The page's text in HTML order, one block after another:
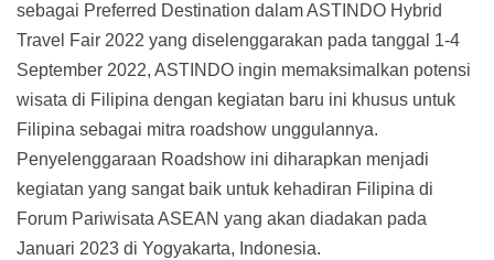
sebagai Preferred Destination dalam ASTINDO Hybrid
Travel Fair 2022 yang diselenggarakan pada tanggal 1-4
September 2022, ASTINDO ingin memaksimalkan potensi
wisata di Filipina dengan kegiatan baru ini khusus untuk
Filipina sebagai mitra roadshow unggulannya.
Penyelenggaraan Roadshow ini diharapkan menjadi
kegiatan yang sangat baik untuk kehadiran Filipina di
Forum Pariwisata ASEAN yang akan diadakan pada
Januari 2023 di Yogyakarta, Indonesia.